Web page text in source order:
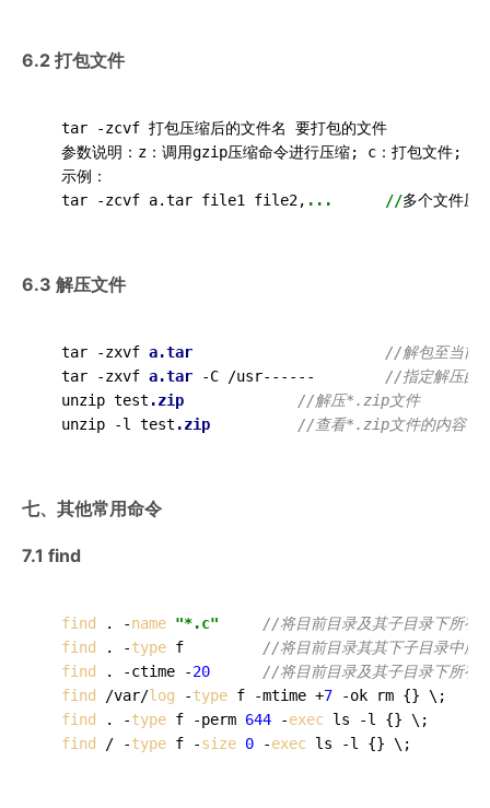
6.2 打包文件
  tar -zcvf 打包压缩后的文件名 要打包的文件
参数说明：z：调用gzip压缩命令进行压缩; c：打包文件; v
  示例：
  tar -zcvf a.tar file1 file2,
... //
6.3 解压文件
  tar -zxvf
a.tar
//解包至当前
  tar -zxvf
a.tar -C /usr------ //指定解压的
  unzip test
.zip
//解压*.zip文件
  unzip -l test
.zip //查看*.zip文件的内容
七、其他常用命令
7.1 find
find . -name "*.c"
//将目前目录及其子目录下所有
find
. -type f //将目前目录其其下子目录中所
find
. -ctime -20
//将目前目录及其子目录下所有
find
/var/log -type f -mtime +7 -ok rm {} \;
find
. -type f -perm 644 -exec ls -l {} \;
find
/ -type f -size 0 -exec ls -l {} \;